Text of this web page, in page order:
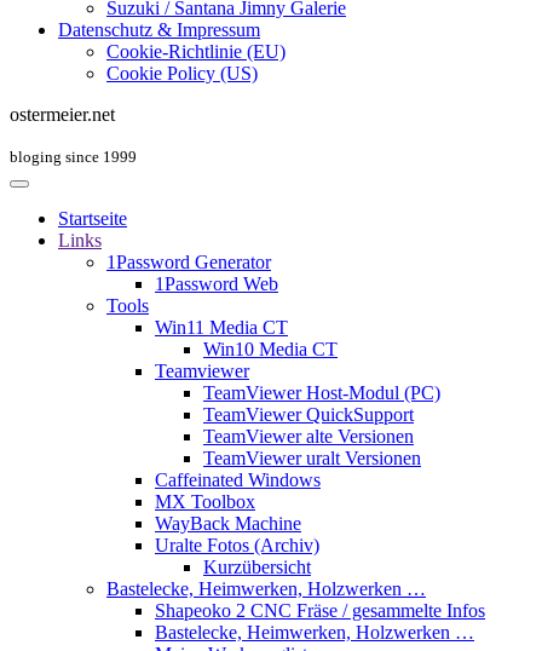
Suzuki / Santana Jimny Galerie
Datenschutz & Impressum
Cookie-Richtlinie (EU)
Cookie Policy (US)
ostermeier.net
bloging since 1999
Startseite
Links
1Password Generator
1Password Web
Tools
Win11 Media CT
Win10 Media CT
Teamviewer
TeamViewer Host-Modul (PC)
TeamViewer QuickSupport
TeamViewer alte Versionen
TeamViewer uralt Versionen
Caffeinated Windows
MX Toolbox
WayBack Machine
Uralte Fotos (Archiv)
Kurzübersicht
Bastelecke, Heimwerken, Holzwerken …
Shapeoko 2 CNC Fräse / gesammelte Infos
Bastelecke, Heimwerken, Holzwerken …